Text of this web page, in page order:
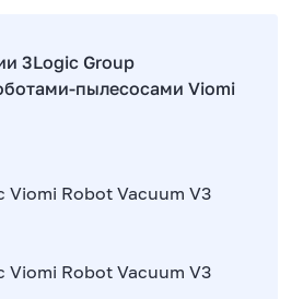
3Logic Group
пылесосами Viomi
Viomi Robot Vacuum V3
Viomi Robot Vacuum V3